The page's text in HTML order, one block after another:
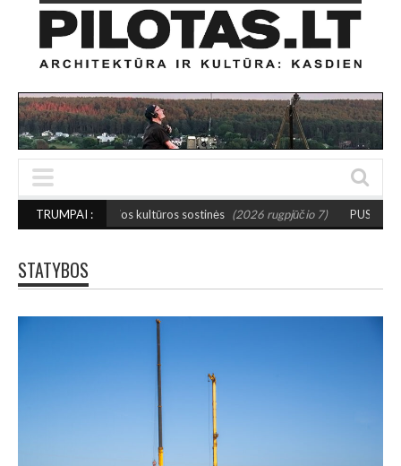
TRUMPAI :
kultūros sostinės (2026 rugpjūčio 7) PUSIAUSVYROS AKTAS
STATYBOS